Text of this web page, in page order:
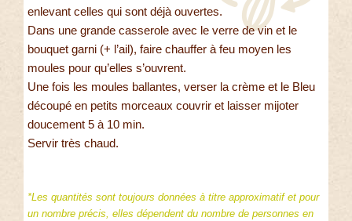
enlevant celles qui sont déjà ouvertes.
Dans une grande casserole avec le verre de vin et le
bouquet garni (+ l’ail), faire chauffer à feu moyen les
moules pour qu’elles s’ouvrent.
Une fois les moules ballantes, verser la crème et le Bleu
découpé en petits morceaux couvrir et laisser mijoter
doucement 5 à 10 min.
Servir très chaud.
*Les quantités sont toujours données à titre approximatif et pour
un nombre précis, elles dépendent du nombre de personnes en